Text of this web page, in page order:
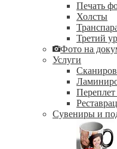
Печать
Холсты
Третий
Фото на
Услуги
Сувениры и